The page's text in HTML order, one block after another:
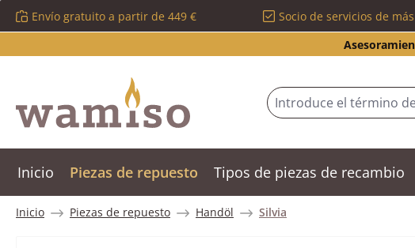
al contenido principal
Saltar a la búsqueda
Saltar a la navegación principal
Envío gratuito a partir de 449 € Socio de servicios de
Inicio Piezas de repuesto Tipos de piezas de recambio
Inicio Piezas de repuesto Handöl Silvia